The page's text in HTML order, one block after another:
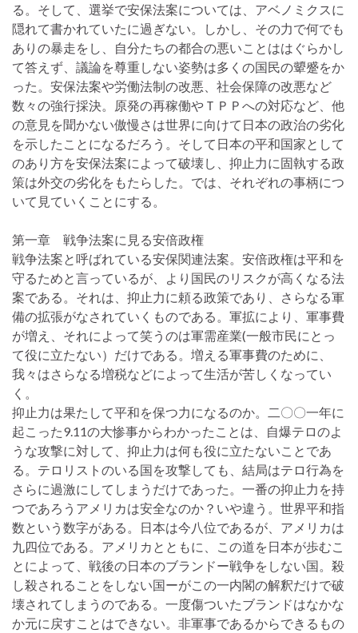
る。そして、選挙で安保法案については、アベノミクスに
隠れて書かれていたに過ぎない。しかし、その力で何でも
ありの暴走をし、自分たちの都合の悪いことははぐらかし
て答えず、議論を尊重しない姿勢は多くの国民の顰蹙をか
った。安保法案や労働法制の改悪、社会保障の改悪など
数々の強行採決。原発の再稼働やＴＰＰへの対応など、他
の意見を聞かない傲慢さは世界に向けて日本の政治の劣化
を示したことになるだろう。そして日本の平和国家として
のあり方を安保法案によって破壊し、抑止力に固執する政
策は外交の劣化をもたらした。では、それぞれの事柄につ
いて見ていくことにする。
第一章 戦争法案に見る安倍政権
戦争法案と呼ばれている安保関連法案。安倍政権は平和を
守るためと言っているが、より国民のリスクが高くなる法
案である。それは、抑止力に頼る政策であり、さらなる軍
備の拡張がなされていくものである。軍拡により、軍事費
が増え、それによって笑うのは軍需産業(一般市民にとっ
て役に立たない）だけである。増える軍事費のために、
我々はさらなる増税などによって生活が苦しくなってい
く。
抑止力は果たして平和を保つ力になるのか。二〇〇一年に
起こった9.11の大惨事からわかったことは、自爆テロのよ
うな攻撃に対して、抑止力は何も役に立たないことであ
る。テロリストのいる国を攻撃しても、結局はテロ行為を
さらに過激にしてしまうだけであった。一番の抑止力を持
つであろうアメリカは安全なのか？いや違う。世界平和指
数という数字がある。日本は今八位であるが、アメリカは
九四位である。アメリカとともに、この道を日本が歩むこ
とによって、戦後の日本のブランドー戦争をしない国。殺
し殺されることをしない国ーがこの一内閣の解釈だけで破
壊されてしまうのである。一度傷ついたブランドはなかな
か元に戻すことはできない。非軍事であるからできるもの